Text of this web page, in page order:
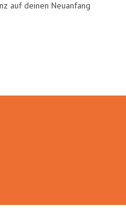
auf deinen Neuanfang